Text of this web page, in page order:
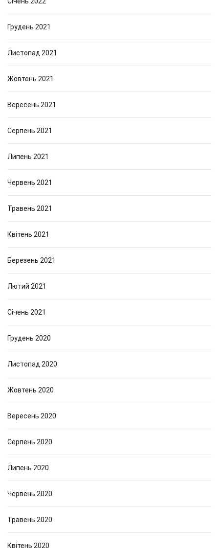
Грудень 2021
Листопад 2021
Жовтень 2021
Вересень 2021
Серпень 2021
Липень 2021
Червень 2021
Травень 2021
Квітень 2021
Березень 2021
Лютий 2021
Січень 2021
Грудень 2020
Листопад 2020
Жовтень 2020
Вересень 2020
Серпень 2020
Липень 2020
Червень 2020
Травень 2020
Квітень 2020